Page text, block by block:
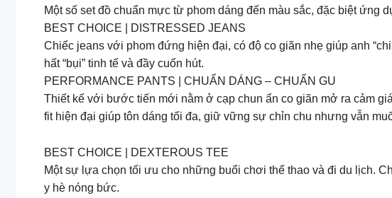
Một số set đồ chuẩn mực từ phom dáng đến màu sắc, đặc biệt ứng
BEST CHOICE | DISTRESSED JEANS
Chiếc jeans với phom đứng hiện đại, có độ co giãn nhẹ giúp anh
hất “bụi” tinh tế và đầy cuốn hút.
PERFORMANCE PANTS | CHUẨN DÁNG – CHUẨN GU
Thiết kế với bước tiến mới nằm ở cạp chun ẩn co giãn mở ra cảm
fit hiện đại giúp tôn dáng tối đa, giữ vững sự chỉn chu nhưng vẫn
BEST CHOICE | DEXTEROUS TEE
Một sự lựa chọn tối ưu cho những buổi chơi thể thao và đi du lịch.
y hè nóng bức.